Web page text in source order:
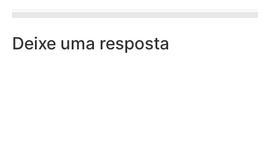
Deixe uma resposta